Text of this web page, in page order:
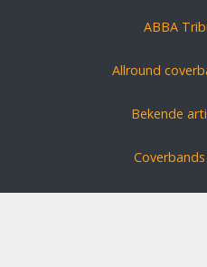
ABBA
Allround
Bekende